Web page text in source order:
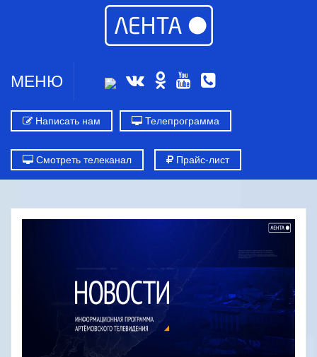
МЕНЮ
Написать нам Телепрограмма
Смотреть телеканал Прайс-лист